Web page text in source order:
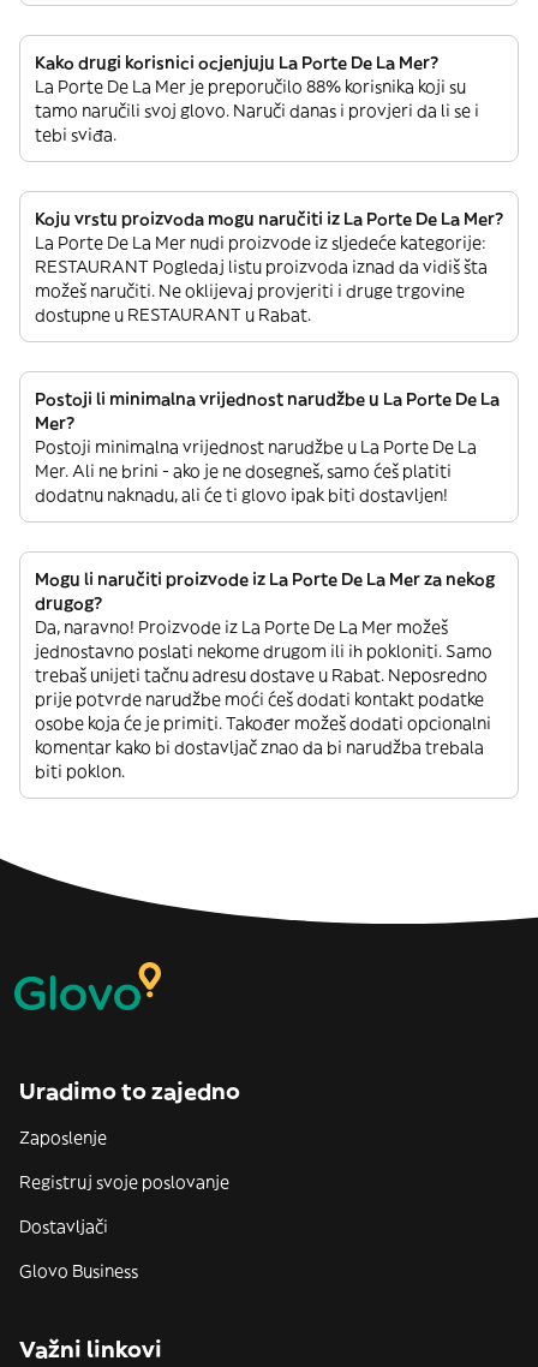
Kako drugi korisnici ocjenjuju La Porte De La Mer?
La Porte De La Mer je preporučilo 88% korisnika koji su
tamo naručili svoj glovo. Naruči danas i provjeri da li se i
tebi sviđa.
Koju vrstu proizvoda mogu naručiti iz La Porte De La Mer?
La Porte De La Mer nudi proizvode iz sljedeće kategorije:
RESTAURANT Pogledaj listu proizvoda iznad da vidiš šta
možeš naručiti. Ne oklijevaj provjeriti i druge trgovine
dostupne u RESTAURANT u Rabat.
Postoji li minimalna vrijednost narudžbe u La Porte De La
Mer?
Postoji minimalna vrijednost narudžbe u La Porte De La
Mer. Ali ne brini - ako je ne dosegneš, samo ćeš platiti
dodatnu naknadu, ali će ti glovo ipak biti dostavljen!
Mogu li naručiti proizvode iz La Porte De La Mer za nekog
drugog?
Da, naravno! Proizvode iz La Porte De La Mer možeš
jednostavno poslati nekome drugom ili ih pokloniti. Samo
trebaš unijeti tačnu adresu dostave u Rabat. Neposredno
prije potvrde narudžbe moći ćeš dodati kontakt podatke
osobe koja će je primiti. Također možeš dodati opcionalni
komentar kako bi dostavljač znao da bi narudžba trebala
biti poklon.
Uradimo to zajedno
Zaposlenje
Registruj svoje poslovanje
Dostavljači
Glovo Business
Važni linkovi